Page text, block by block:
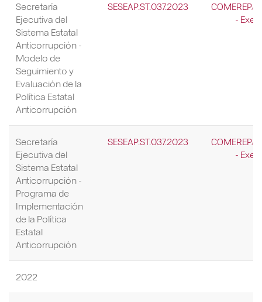
Secretaría
Ejecutiva del
Sistema Estatal
Anticorrupción -
Modelo de
Seguimiento y
Evaluación de la
Política Estatal
Anticorrupción
SESEAP.ST.037.2023
-
Secretaría
Ejecutiva del
Sistema Estatal
Anticorrupción -
Programa de
Implementación
de la Política
Estatal
Anticorrupción
SESEAP.ST.037.2023
-
2022